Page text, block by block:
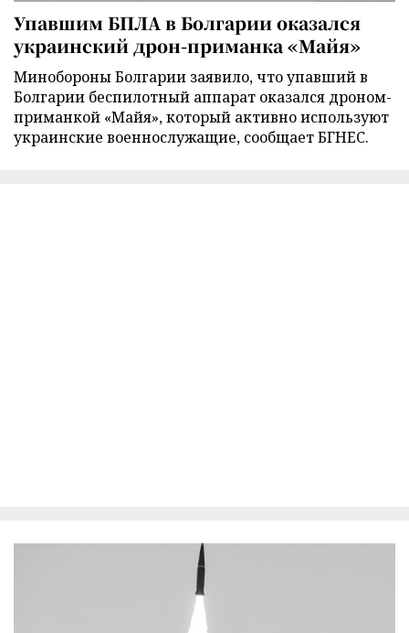
Упавшим БПЛА в Болгарии оказался
украинский дрон-приманка «Майя»
Минобороны Болгарии заявило, что упавший в
Болгарии беспилотный аппарат оказался дроном-
приманкой «Майя», который активно используют
украинские военнослужащие, сообщает БГНЕС.